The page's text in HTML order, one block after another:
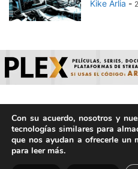
Kike Arlia -
© ArepaVolatil.Com 2021-
IA. | Todos los
Con su acuerdo, nosotros y
tecnologías similares para
que nos ayudan a ofrecerle un
para leer más.